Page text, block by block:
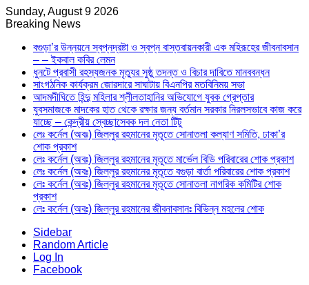
Sunday, August 9 2026
Breaking News
বগুড়া’র উন্নয়নে স্বপ্নদ্রষ্টা ও স্বপ্ন বাস্তবায়নকারী এক মহিরূহের জীবনাবসান
– – ইকবাল কবির লেমন
ধুনটে প্রবাসী রহস্যজনক মৃত্যুর সুষ্ঠু তদন্ত ও বিচার দাবিতে মানববন্ধন
সাংগঠনিক কার্যক্রম জোরদারে সাঘাটায় বিএনপির মতবিনিময় সভা
আদমদীঘিতে হিন্দু মহিলার শ্লীলতাহানির অভিযোগে যুবক গ্রেপ্তার
যুবসমাজকে মাদকের হাত থেকে রক্ষার জন্য বর্তমান সরকার নিরলসভাবে কাজ করে
যাচ্ছে – কেন্দ্রীয় স্বেচ্ছাসেবক দল নেতা টিটু
লেঃ কর্নেল (অবঃ) জিল্লুর রহমানের মৃতূতে সোনাতলা কল্যাণ সমিতি, ঢাকা’র
শোক প্রকাশ
লেঃ কর্নেল (অবঃ) জিল্লুর রহমানের মৃতূতে মার্ভেল বিডি পরিবারের শোক প্রকাশ
লেঃ কর্নেল (অবঃ) জিল্লুর রহমানের মৃতূতে বগুড়া বার্তা পরিবারের শোক প্রকাশ
লেঃ কর্নেল (অবঃ) জিল্লুর রহমানের মৃতূতে সোনাতলা নাগরিক কমিটির শোক
প্রকাশ
লেঃ কর্নেল (অবঃ) জিল্লুর রহমানের জীবনাবসানঃ বিভিন্ন মহলের শোক
Sidebar
Random Article
Log In
Facebook